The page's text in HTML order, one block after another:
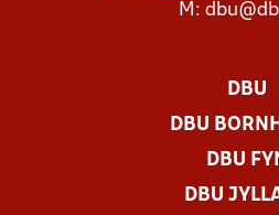
M:
DBU
DBU
DBU
DBU